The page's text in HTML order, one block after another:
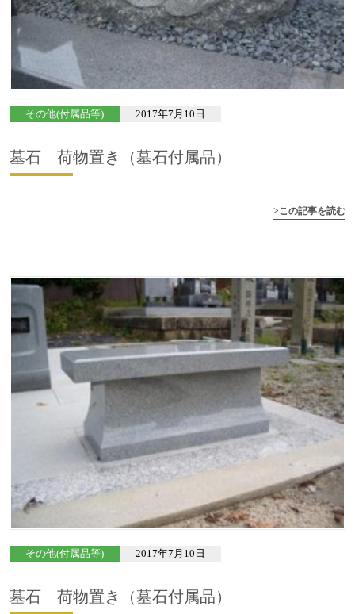
その他(付属品等) 2017年7月10日
墓石 荷物置き（墓石付属品）
>この記事を読む
その他(付属品等) 2017年7月10日
墓石 荷物置き（墓石付属品）